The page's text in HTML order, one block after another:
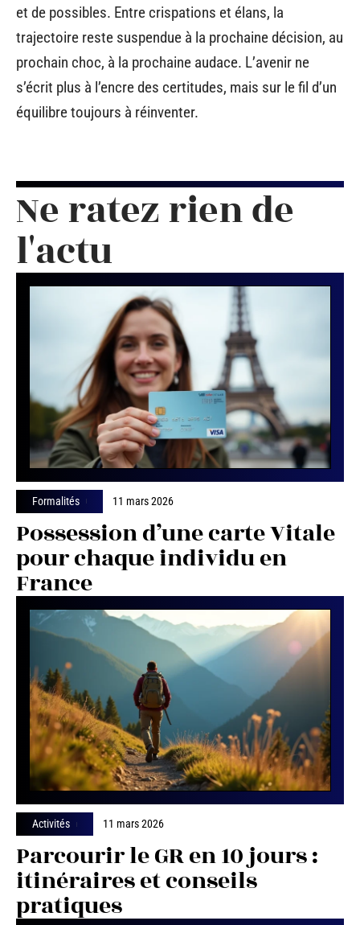
et de possibles. Entre crispations et élans, la
trajectoire reste suspendue à la prochaine décision, au
prochain choc, à la prochaine audace. L’avenir ne
s’écrit plus à l’encre des certitudes, mais sur le fil d’un
équilibre toujours à réinventer.
Ne ratez rien de
l'actu
Formalités 11 mars 2026
Possession d’une carte Vitale
pour chaque individu en
France
Activités 11 mars 2026
Parcourir le GR en 10 jours :
itinéraires et conseils
pratiques